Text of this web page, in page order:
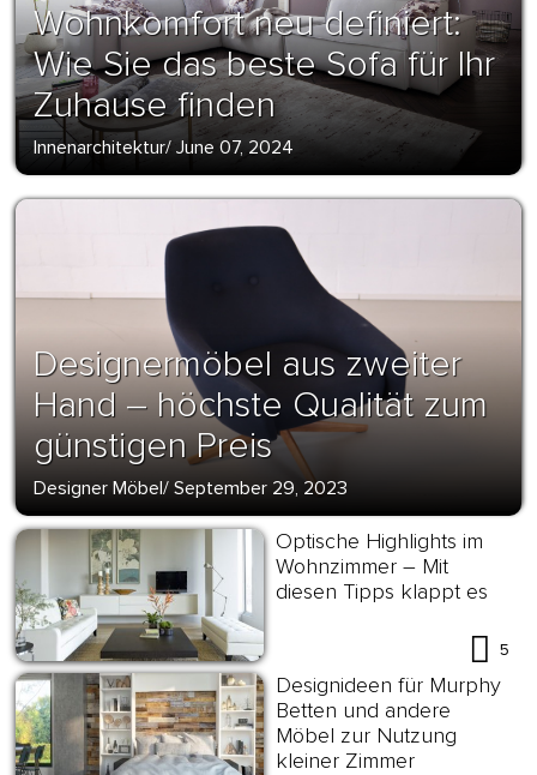
Wohnkomfort neu definiert:
Wie Sie das beste Sofa für Ihr
Zuhause finden
Innenarchitektur/ June 07, 2024
Designermöbel aus zweiter
Hand – höchste Qualität zum
günstigen Preis
Designer Möbel/ September 29, 2023
Optische Highlights im
Wohnzimmer – Mit
diesen Tipps klappt es
5
Designideen für Murphy
Betten und andere
Möbel zur Nutzung
kleiner Zimmer